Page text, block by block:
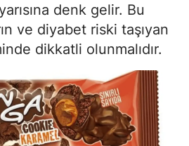
denk gelir. Bu
ve diyabet riski taşıyan
dikkatli olunmalıdır.